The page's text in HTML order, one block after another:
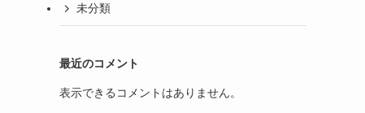
未分類
最近のコメント
表示できるコメントはありません。